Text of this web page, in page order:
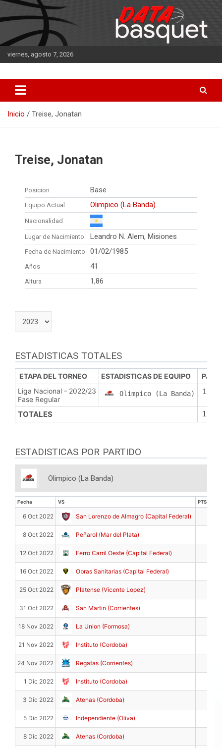
Saltar
al
contenido
viernes, agosto 7, 2026
DATA Basquet
Inicio Treise, Jonatan
Treise, Jonatan
Posicion Base
Equipo Actual Olimpico (La Banda)
Nacionalidad
Lugar de Nacimiento Leandro N. Alem, Misiones
Fecha de Nacimiento 01/02/1985
Años 41
Altura 1,86
ESTADISTICAS TOTALES
ETAPA DEL TORNEO ESTADISTICAS DE EQUIPO PJ
Liga Nacional - 2022/23
Fase Regular
Olimpico (La Banda) 19
TOTALES 19
ESTADISTICAS POR PARTIDO
Olimpico (La Banda)
Fecha VS
PTS
6 Oct 2022 San Lorenzo de Almagro (Capital Federal)
8 Oct 2022 Peñarol (Mar del Plata)
12 Oct 2022 Ferro Carril Oeste (Capital Federal)
16 Oct 2022 Obras Sanitarias (Capital Federal)
25 Oct 2022 Platense (Vicente Lopez)
31 Oct 2022 San Martin (Corrientes)
18 Nov 2022 La Union (Formosa)
21 Nov 2022 Instituto (Cordoba)
24 Nov 2022 Regatas (Corrientes)
1 Dic 2022 Instituto (Cordoba)
3 Dic 2022 Atenas (Cordoba)
5 Dic 2022 Independiente (Oliva)
8 Dic 2022 Atenas (Cordoba)